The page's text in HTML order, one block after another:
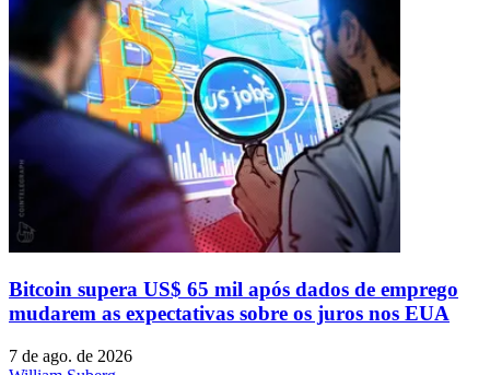
Bitcoin supera US$ 65 mil após dados de emprego
mudarem as expectativas sobre os juros nos EUA
7 de ago. de 2026